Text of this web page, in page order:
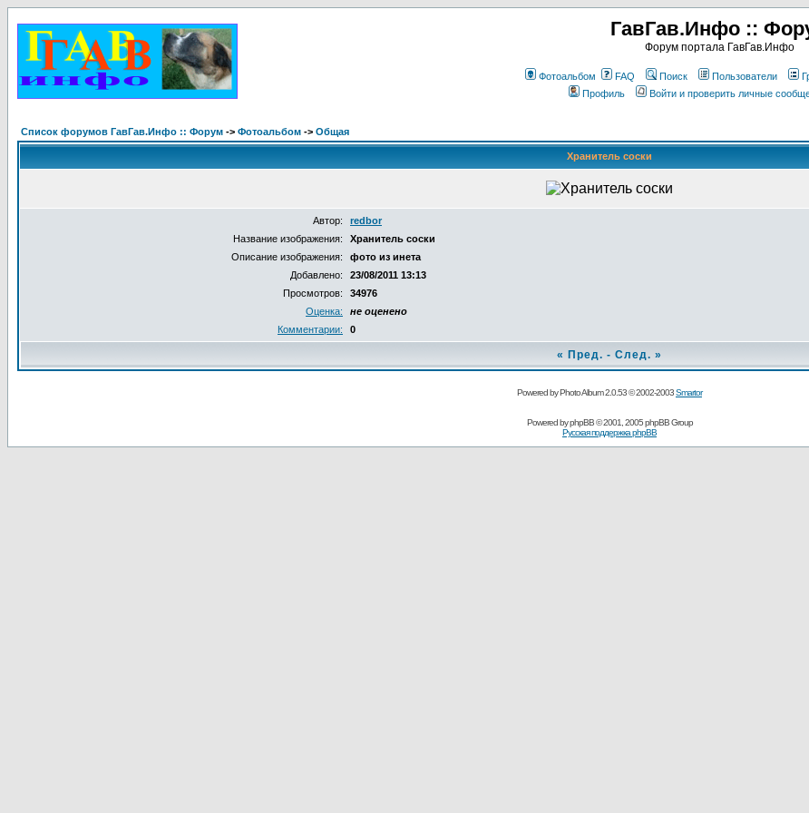
ГавГав.Инфо ::
Форум портала ГавГав.Инфо
Фотоальбом FAQ Поиск Пользователи
Профиль
Войти и проверить личные
Список форумов ГавГав.Инфо :: Форум -> Фотоальбом -> Общая
Хранитель соски
Автор:
redbor
Название изображения:
Хранитель соски
Описание изображения:
фото из инета
Добавлено:
23/08/2011 13:13
Просмотров:
34976
Оценка:
не оценено
Комментарии:
0
« Пред. - След. »
Powered by Photo Album 2.0.53 © 2002-2003Smartor
Powered byphpBB© 2001, 2005 phpBB Group
Русская поддержка phpBB